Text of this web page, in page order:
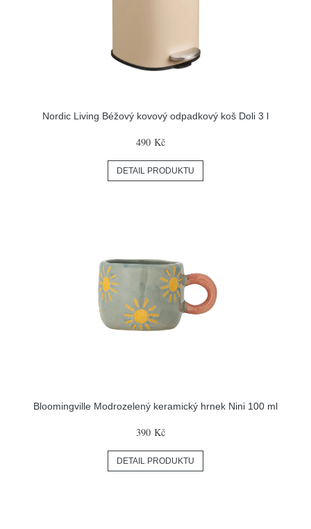
Nordic Living Béžový kovový odpadkový koš Doli 3 l
490 Kč
DETAIL PRODUKTU
Bloomingville Modrozelený keramický hrnek Nini 100 ml
390 Kč
DETAIL PRODUKTU